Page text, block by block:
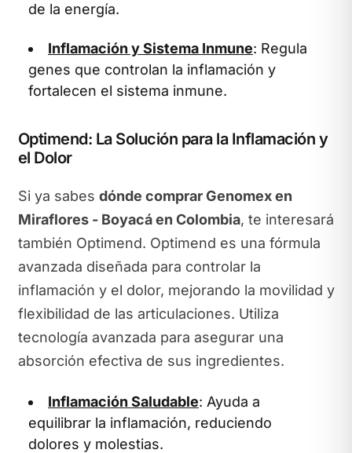
de la energía.
Inflamación y Sistema Inmune: Regula
genes que controlan la inflamación y
fortalecen el sistema inmune.
Optimend: La Solución para la Inflamación y
el Dolor
Si ya sabes dónde comprar Genomex en
Miraflores - Boyacá en Colombia, te interesará
también Optimend. Optimend es una fórmula
avanzada diseñada para controlar la
inflamación y el dolor, mejorando la movilidad y
flexibilidad de las articulaciones. Utiliza
tecnología avanzada para asegurar una
absorción efectiva de sus ingredientes.
Inflamación Saludable: Ayuda a
equilibrar la inflamación, reduciendo
dolores y molestias.